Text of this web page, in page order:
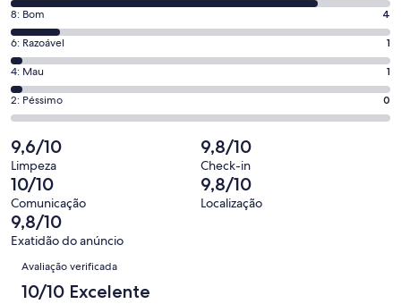
de
10,
o
que
significa
“Excelente”.
25
de
31
avaliações.
Pontuação
de
8,
o
que
significa
4
de
31
avaliações.
8: Bom 4
Pontuação
de
6,
o
que
significa
“Razoável”.
1
de
31
avaliações.
6: Razoável 1
Pontuação
de
4,
que
significa
“Mau”.
1
de
31
avaliações.
4: Mau 1
Pontuação
de
2,
o
que
significa
“Péssimo”.
0
31
avaliações.
2: Péssimo 0
9,6/10
Limpeza
9,8/10
Check-in
10/10
Comunicação
9,8/10
Localização
9,8/10
Exatidão do anúncio
Avaliações
Avaliação verificada
10/10 Excelente